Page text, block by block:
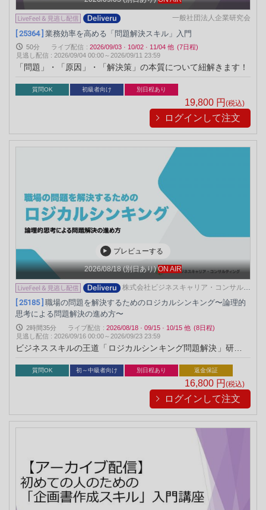
一般社団法人企業研究会
[ 25364 ] 業務効率を高める「問題解決スキル」入門
50分 ライブ配信 : 2026/09/03 · 10/02 · 11/04 他 (7日程)
見逃し配信 : 2026/09/04 00:00～ 2026/09/11 23:59
「問題」・「原因」・「解決策」の本質について紐解きます！
質問OK 初級者向け 別日程あり
19,800 円(税込)
ログインして注文
プレビューする
2026/08/18 (別日あり) ON AIR
株式会社ビジネスキャリア・コンサルテ
ィング
[ 25185 ] 職場の問題を解決するためのロジカルシンキング〜論理的
思考による問題解決の進め方〜
2時間35分 ライブ配信 : 2026/08/18 · 09/15 · 10/15 他 (8日程)
見逃し配信 : 2026/09/16 00:00～ 2026/09/23 23:59
ビジネススキルの王道「ロジカルシンキング問題解決」研修を
で、時間と場所を問わずに、ワークスタイルに合わせた学習が
質問OK 初～中級者向け 別日程あり 返金保証
16,800 円(税込)
ログインして注文